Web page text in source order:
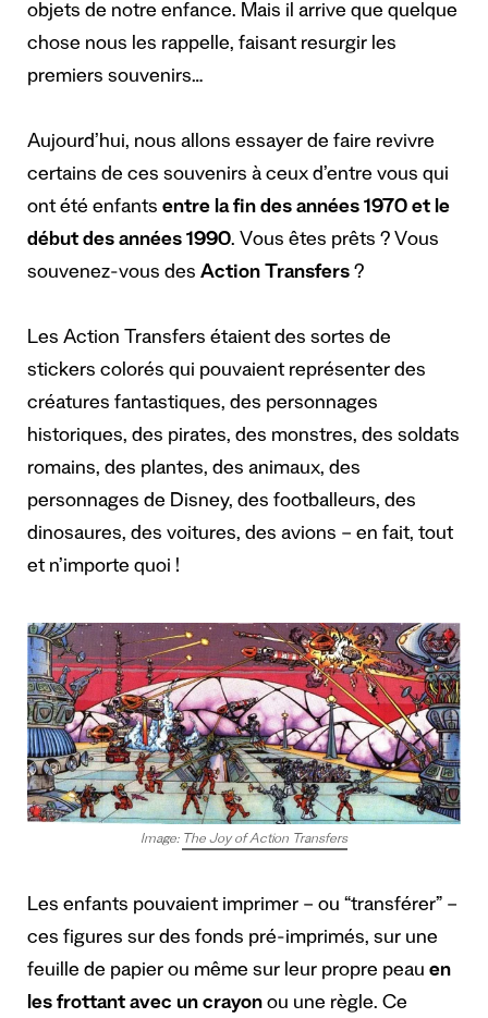
objets de notre enfance. Mais il arrive que quelque
chose nous les rappelle, faisant resurgir les
premiers souvenirs…
Aujourd’hui, nous allons essayer de faire revivre
certains de ces souvenirs à ceux d’entre vous qui
ont été enfants entre la fin des années 1970 et le
début des années 1990. Vous êtes prêts ? Vous
souvenez-vous des Action Transfers ?
Les Action Transfers étaient des sortes de
stickers colorés qui pouvaient représenter des
créatures fantastiques, des personnages
historiques, des pirates, des monstres, des soldats
romains, des plantes, des animaux, des
personnages de Disney, des footballeurs, des
dinosaures, des voitures, des avions – en fait, tout
et n’importe quoi !
Image: The Joy of Action Transfers
Les enfants pouvaient imprimer – ou “transférer” –
ces figures sur des fonds pré-imprimés, sur une
feuille de papier ou même sur leur propre peau en
les frottant avec un crayon ou une règle. Ce